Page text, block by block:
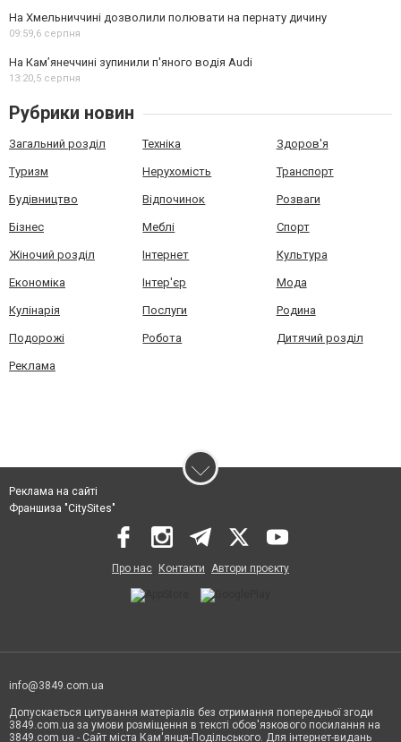
На Хмельниччині дозволили полювати на пернату дичину
09:59,6 серпня
На Камʼянеччині зупинили п'яного водія Audi
13:20,5 серпня
Рубрики новин
Загальний розділ Техніка Здоров'я
Туризм Нерухомість Транспорт
Будівництво Відпочинок Розваги
Бізнес Меблі Спорт
Жіночий розділ Інтернет Культура
Економіка Інтер'єр Мода
Кулінарія Послуги Родина
Подорожі Робота Дитячий розділ
Реклама
Реклама на сайті
Франшиза "CitySites"
Про нас Контакти Автори проєкту
info@3849.com.ua
Допускається цитування матеріалів без отримання попередньої згоди
3849.com.ua за умови розміщення в тексті обов'язкового посилання на
3849.com.ua - Сайт міста Кам'янця-Подільського. Для інтернет-видань